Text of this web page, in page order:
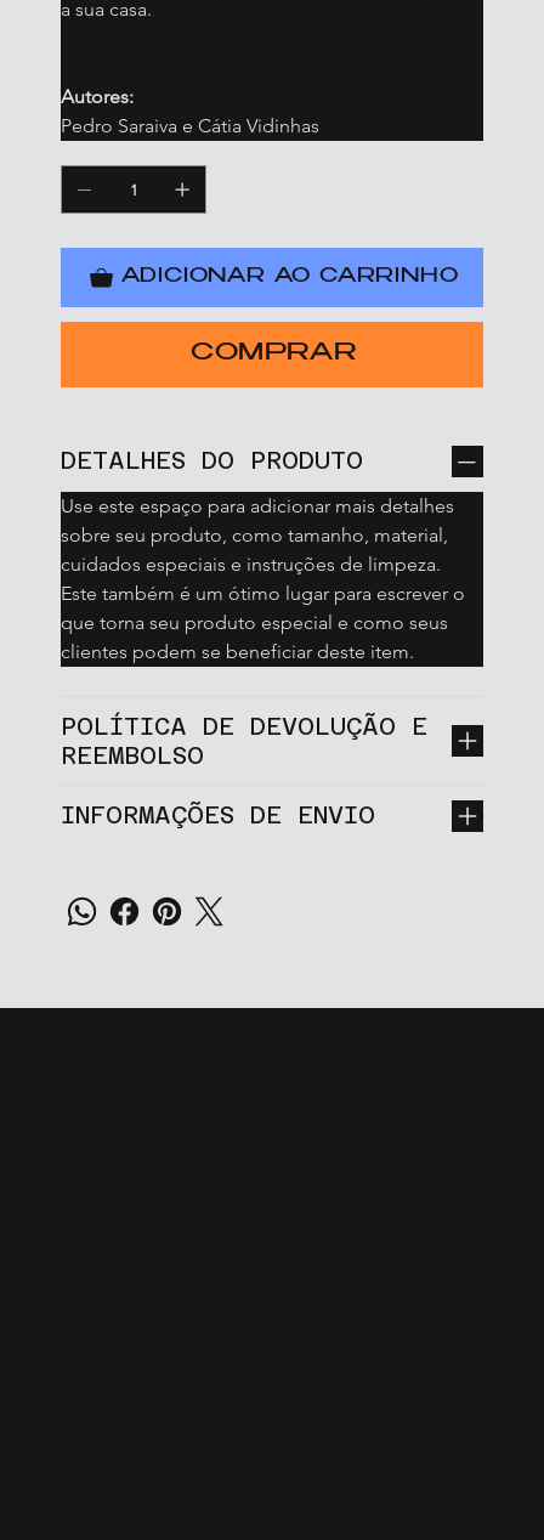
a sua casa.
Autores:
Pedro Saraiva e Cátia Vidinhas
ADICIONAR AO CARRINHO
COMPRAR
DETALHES DO PRODUTO
Use este espaço para adicionar mais detalhes
sobre seu produto, como tamanho, material,
cuidados especiais e instruções de limpeza.
Este também é um ótimo lugar para escrever o
que torna seu produto especial e como seus
clientes podem se beneficiar deste item.
POLÍTICA DE DEVOLUÇÃO E
REEMBOLSO
INFORMAÇÕES DE ENVIO